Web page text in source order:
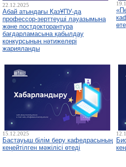
22.12.2025
Абай атындағы ҚазҰПУ-да
профессор-зерттеуші лауазымына
және постдокторантура
бағдарламасына қабылдау
конкурсының нәтижелері
жарияланды
15.12.2025
Бастауыш білім беру кафедрасының
кеңейтілген мәжілісі өтеді